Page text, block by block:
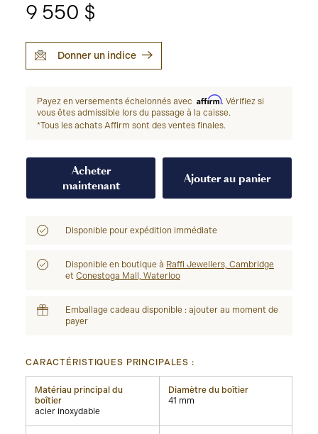
9 550 $
Donner un indice
Payez en versements échelonnés avec Affirm. Vérifiez si
vous êtes admissible lors du passage à la caisse.
*Tous les achats Affirm sont des ventes finales.
Acheter
maintenant
Ajouter au panier
Disponible pour expédition immédiate
Disponible en boutique à Raffi Jewellers, Cambridge
et Conestoga Mall, Waterloo
Emballage cadeau disponible : ajouter au moment de
payer
CARACTÉRISTIQUES PRINCIPALES :
Matériau principal du
boîtier
acier inoxydable
Diamètre du boîtier
41 mm